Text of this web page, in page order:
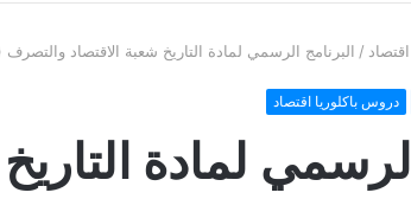
/ البرنامج الرسمي لمادة التاريخ شعبة الاقتصاد والتصرف (2022-
دروس باكلوريا اقتصاد
لمادة